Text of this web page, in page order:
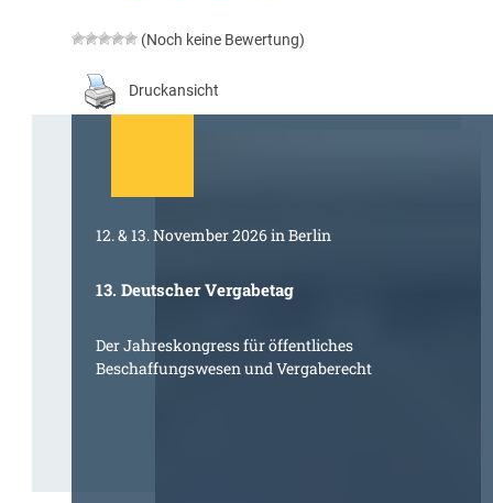
(Noch keine Bewertung)
Druckansicht
12. & 13. November 2026 in Berlin
13. Deutscher Vergabetag
Der Jahreskongress für öffentliches
Beschaffungswesen und Vergaberecht